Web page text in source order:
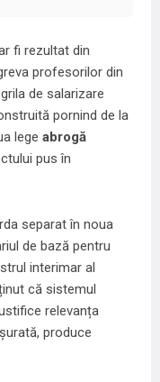
fi rezultat din
profesorilor din
de salarizare
pornind de la
lege abrogă
pus în
separat în noua
de bază pentru
interimar al
că sistemul
relevanța
produce